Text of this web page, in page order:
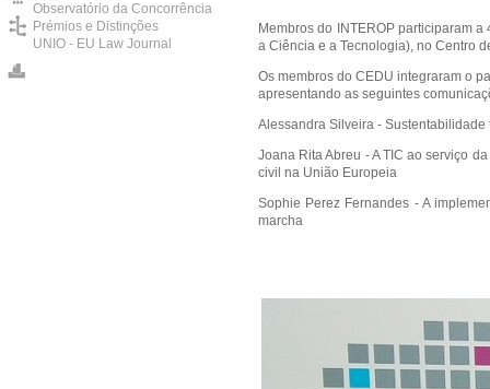
Observatório da Concorrência
Prémios e Distinções
UNIO - EU Law Journal
Membros do INTEROP participaram
a Ciência e a Tecnologia), no Centro
Os membros do CEDU integraram o
apresentando as seguintes
Alessandra Silveira -
Joana Rita Abreu - A TIC ao serviço
civil na União Europeia
Sophie Perez Fernandes - A
marcha